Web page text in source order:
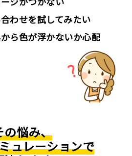
わせを試してみたい
ら色が浮かないか心配
の悩み、
ュレーションで